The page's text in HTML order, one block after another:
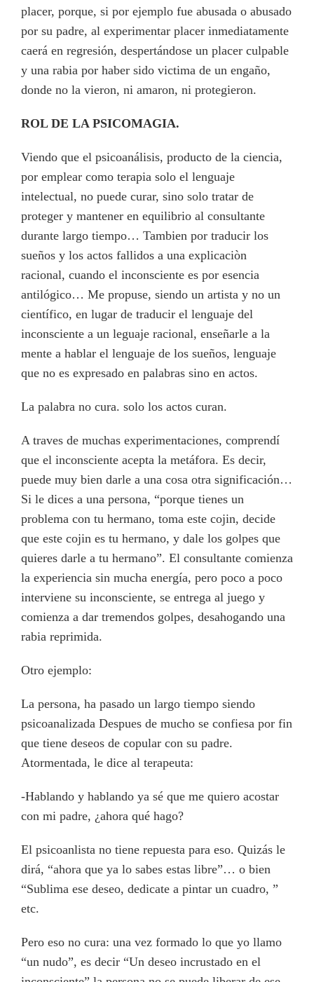
placer, porque, si por ejemplo fue abusada o abusado
por su padre, al experimentar placer inmediatamente
caerá en regresión, despertándose un placer culpable
y una rabia por haber sido victima de un engaño,
donde no la vieron, ni amaron, ni protegieron.
ROL DE LA PSICOMAGIA.
Viendo que el psicoanálisis, producto de la ciencia,
por emplear como terapia solo el lenguaje
intelectual, no puede curar, sino solo tratar de
proteger y mantener en equilibrio al consultante
durante largo tiempo… Tambien por traducir los
sueños y los actos fallidos a una explicaciòn
racional, cuando el inconsciente es por esencia
antilógico… Me propuse, siendo un artista y no un
científico, en lugar de traducir el lenguaje del
inconsciente a un leguaje racional, enseñarle a la
mente a hablar el lenguaje de los sueños, lenguaje
que no es expresado en palabras sino en actos.
La palabra no cura. solo los actos curan.
A traves de muchas experimentaciones, comprendí
que el inconsciente acepta la metáfora. Es decir,
puede muy bien darle a una cosa otra significación…
Si le dices a una persona, “porque tienes un
problema con tu hermano, toma este cojin, decide
que este cojin es tu hermano, y dale los golpes que
quieres darle a tu hermano”. El consultante comienza
la experiencia sin mucha energía, pero poco a poco
interviene su inconsciente, se entrega al juego y
comienza a dar tremendos golpes, desahogando una
rabia reprimida.
Otro ejemplo:
La persona, ha pasado un largo tiempo siendo
psicoanalizada Despues de mucho se confiesa por fin
que tiene deseos de copular con su padre.
Atormentada, le dice al terapeuta:
-Hablando y hablando ya sé que me quiero acostar
con mi padre, ¿ahora qué hago?
El psicoanlista no tiene repuesta para eso. Quizás le
dirá, “ahora que ya lo sabes estas libre”… o bien
“Sublima ese deseo, dedicate a pintar un cuadro, ”
etc.
Pero eso no cura: una vez formado lo que yo llamo
“un nudo”, es decir “Un deseo incrustado en el